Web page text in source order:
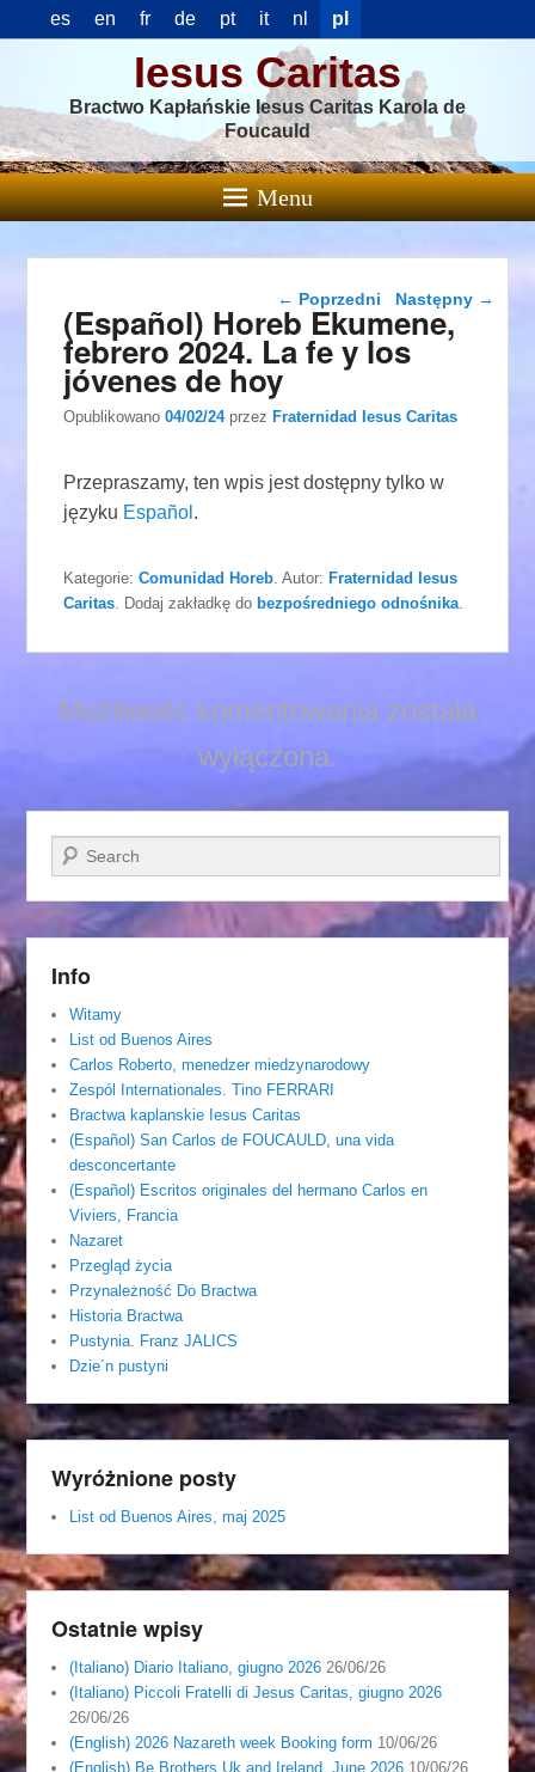
es en fr de pt it nl pl
Iesus Caritas
Bractwo Kapłańskie Iesus Caritas Karola de
Foucauld
Menu
Nawigacja wpisu
← Poprzedni Następny →
(Español) Horeb Ekumene,
febrero 2024. La fe y los
jóvenes de hoy
Opublikowano04/02/24 przezFraternidad Iesus Caritas
Przepraszamy, ten wpis jest dostępny tylko w
języku Español .
Kategorie:Comunidad Horeb . Autor:Fraternidad Iesus
Caritas . Dodaj zakładkę do bezpośredniego odnośnika
Możliwość komentowania została
wyłączona.
Szukaj
Info
Witamy
List od Buenos Aires
Carlos Roberto, menedzer miedzynarodowy
Zespól Internationales. Tino FERRARI
Bractwa kaplanskie Iesus Caritas
(Español) San Carlos de FOUCAULD, una vida
desconcertante
(Español) Escritos originales del hermano Carlos en
Viviers, Francia
Nazaret
Przegląd życia
Przynależność Do Bractwa
Historia Bractwa
Pustynia. Franz JALICS
Dzie´n pustyni
Wyróżnione posty
List od Buenos Aires, maj 2025
Ostatnie wpisy
(Italiano) Diario Italiano, giugno 2026 26/06/26
(Italiano) Piccoli Fratelli di Jesus Caritas, giugno 2026
26/06/26
(English) 2026 Nazareth week Booking form 10/06/26
(English) Be Brothers Uk and Ireland, June 2026 10/06/26